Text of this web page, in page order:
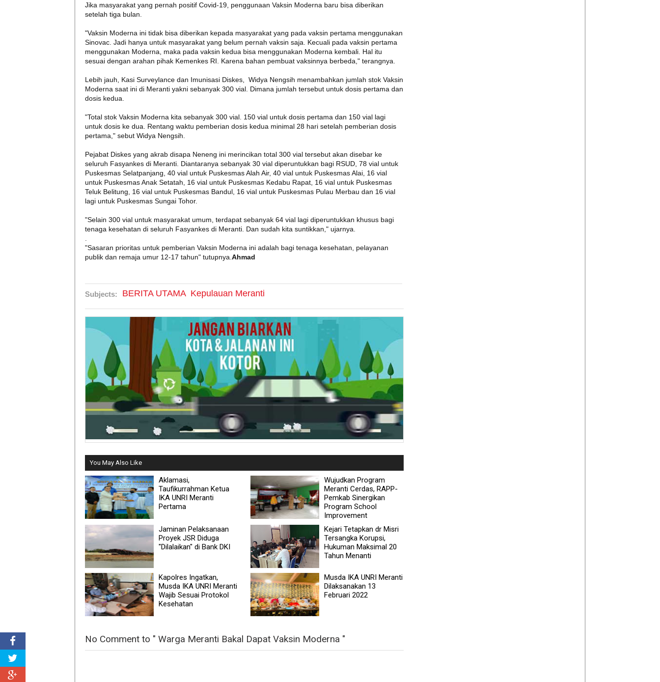
Jika masyarakat yang pernah positif Covid-19, penggunaan Vaksin Moderna baru bisa diberikan
setelah tiga bulan.
"Vaksin Moderna ini tidak bisa diberikan kepada masyarakat yang pada vaksin pertama menggunakan
Sinovac. Jadi hanya untuk masyarakat yang belum pernah vaksin saja. Kecuali pada vaksin pertama
menggunakan Moderna, maka pada vaksin kedua bisa menggunakan Moderna kembali. Hal itu
sesuai dengan arahan pihak Kemenkes RI. Karena bahan pembuat vaksinnya berbeda," terangnya.
Lebih jauh, Kasi Surveylance dan Imunisasi Diskes, Widya Nengsih menambahkan jumlah stok Vaksin
Moderna saat ini di Meranti yakni sebanyak 300 vial. Dimana jumlah tersebut untuk dosis pertama dan
dosis kedua.
"Total stok Vaksin Moderna kita sebanyak 300 vial. 150 vial untuk dosis pertama dan 150 vial lagi
untuk dosis ke dua. Rentang waktu pemberian dosis kedua minimal 28 hari setelah pemberian dosis
pertama," sebut Widya Nengsih.
Pejabat Diskes yang akrab disapa Neneng ini merincikan total 300 vial tersebut akan disebar ke
seluruh Fasyankes di Meranti. Diantaranya sebanyak 30 vial diperuntukkan bagi RSUD, 78 vial untuk
Puskesmas Selatpanjang, 40 vial untuk Puskesmas Alah Air, 40 vial untuk Puskesmas Alai, 16 vial
untuk Puskesmas Anak Setatah, 16 vial untuk Puskesmas Kedabu Rapat, 16 vial untuk Puskesmas
Teluk Belitung, 16 vial untuk Puskesmas Bandul, 16 vial untuk Puskesmas Pulau Merbau dan 16 vial
lagi untuk Puskesmas Sungai Tohor.
"Selain 300 vial untuk masyarakat umum, terdapat sebanyak 64 vial lagi diperuntukkan khusus bagi
tenaga kesehatan di seluruh Fasyankes di Meranti. Dan sudah kita suntikkan," ujarnya.
"Sasaran prioritas untuk pemberian Vaksin Moderna ini adalah bagi tenaga kesehatan, pelayanan
publik dan remaja umur 12-17 tahun" tutupnya. Ahmad
Subjects: BERITA UTAMA Kepulauan Meranti
You May Also Like
Aklamasi,
Taufikurrahman Ketua
IKA UNRI Meranti
Pertama
Wujudkan Program
Meranti Cerdas, RAPP-
Pemkab Sinergikan
Program School
Improvement
Jaminan Pelaksanaan
Proyek JSR Diduga
"Dilalaikan" di Bank DKI
Kejari Tetapkan dr Misri
Tersangka Korupsi,
Hukuman Maksimal 20
Tahun Menanti
Kapolres Ingatkan,
Musda IKA UNRI Meranti
Wajib Sesuai Protokol
Kesehatan
Musda IKA UNRI Meranti
Dilaksanakan 13
Februari 2022
No Comment to " Warga Meranti Bakal Dapat Vaksin Moderna "